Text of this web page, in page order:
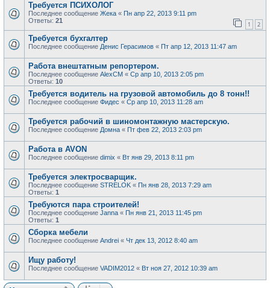
Требуется ПСИХОЛОГ
Последнее сообщение Жека « Пн апр 22, 2013 9:11 pm
Ответы: 21 1 2
Требуется бухгалтер
Последнее сообщение Денис Герасимов « Пт апр 12, 2013 11:47 am
Работа внештатным репортером.
Последнее сообщение AlexCM « Ср апр 10, 2013 2:05 pm
Ответы: 10
Требуется водитель на грузовой автомобиль до 8 тонн!!
Последнее сообщение Фидес « Ср апр 10, 2013 11:28 am
Требуется рабочий в шиномонтажную мастерскую.
Последнее сообщение Домна « Пт фев 22, 2013 2:03 pm
Работа в AVON
Последнее сообщение dimix « Вт янв 29, 2013 8:11 pm
Требуется электросварщик.
Последнее сообщение STRELOK « Пн янв 28, 2013 7:29 am
Ответы: 1
Требуются пара строителей!
Последнее сообщение Janna « Пн янв 21, 2013 11:45 pm
Ответы: 1
Cборка мебели
Последнее сообщение Andrei « Чт дек 13, 2012 8:40 am
Ищу работу!
Последнее сообщение VADIM2012 « Вт ноя 27, 2012 10:39 am